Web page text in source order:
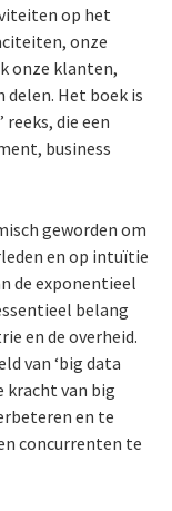
op het
onze
onze klanten,
delen. Het boek is
die een
business
geworden om
en op intuïtie
de exponentieel
belang
en de overheid.
van ‘big data
kracht van big
en te
concurrenten te